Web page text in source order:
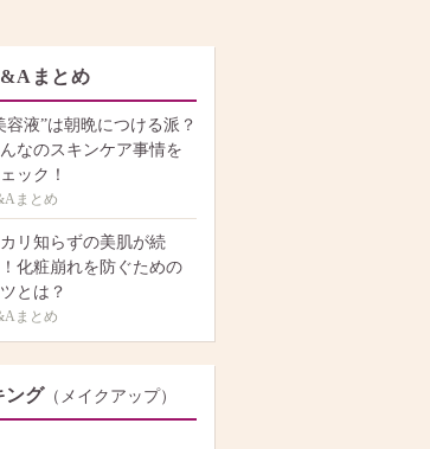
まとめ
容液”は朝晩につける派？
なのスキンケア事情を
ック！
まとめ
リ知らずの美肌が続
！化粧崩れを防ぐための
とは？
まとめ
ング （メイクアップ）